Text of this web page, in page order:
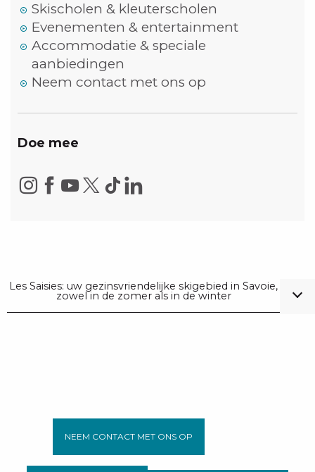
Skischolen & kleuterscholen
Evenementen & entertainment
Accommodatie & speciale
aanbiedingen
Neem contact met ons op
Doe mee
Les Saisies: uw gezinsvriendelijke skigebied in Savoie,
zowel in de zomer als in de winter
NEEM CONTACT MET ONS OP